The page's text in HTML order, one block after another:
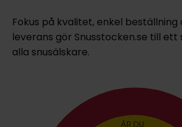
Fokus på kvalitet, enkel beställning
leverans gör Snusstocken.se till
alla snusälskare.